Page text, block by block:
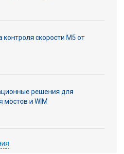
скорости M5 от
решения для
мостов и WIM